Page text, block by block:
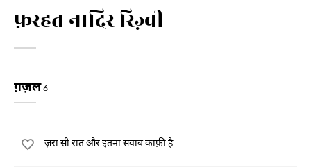
फ़रहत नादिर रिज़्वी
ग़ज़ल6
ज़रा सी रात और इतना सवाब काफ़ी है